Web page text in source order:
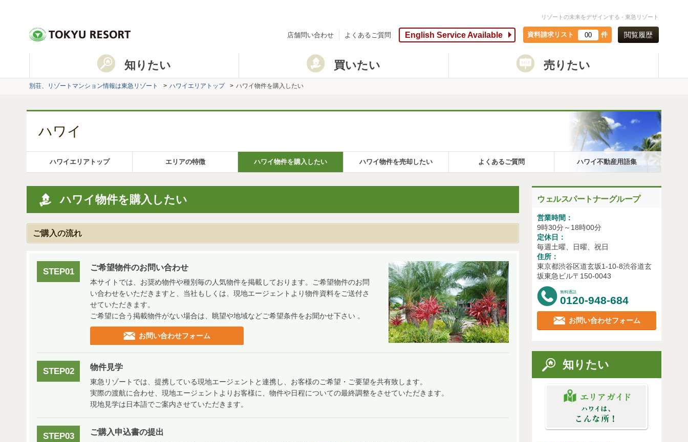
リゾートの未来をデザインする - 東急リゾート
店舗問い合わせ よくあるご質問 English Service Available 資料請求リスト 00 件 閲覧履歴
知りたい 買いたい 売りたい
別荘、リゾートマンション情報は東急リゾート ハワイエリアトップ ハワイ物件を購入したい
ハワイ
ハワイエリアトップ エリアの特徴 ハワイ物件を購入したい ハワイ物件を売却したい よくあるご質問 ハワイ不動産用語集
ハワイ物件を購入したい
ご購入の流れ
STEP01 ご希望物件のお問い合わせ
本サイトでは、お奨め物件や種別毎の人気物件を掲載しております。ご希望物件のお問
い合わせをいただきますと、当社もしくは、現地エージェントより物件資料をご送付さ
せていただきます。
ご希望に合う掲載物件がない場合は、眺望や地域などご希望条件をお聞かせ下さい 。
お問い合わせフォーム
STEP02 物件見学
東急リゾートでは、提携している現地エージェントと連携し、お客様のご希望・ご要望を共有致します。
実際の渡航に合わせ、現地エージェントよりお客様に、物件や日程についての最終調整をさせていただきます。
現地見学は日本語でご案内させていただきます。
STEP03 ご購入申込書の提出
ウェルスパートナーグループ
営業時間：
9時30分～18時00分
定休日：
毎週土曜、日曜、祝日
住所：
東京都渋谷区道玄坂1-10-8渋谷道玄
坂東急ビル〒150-0043
無料通話
0120-948-684
お問い合わせフォーム
知りたい